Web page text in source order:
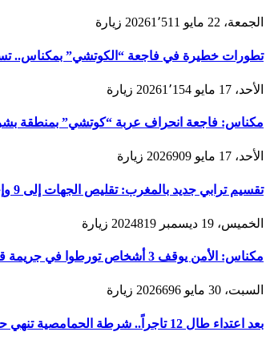
الجمعة، 22 مايو 2026 1٬511 زيارة
تطورات خطيرة في فاجعة “الكوتشي” بمكناس..
الأحد، 17 مايو 2026 1٬154 زيارة
مكناس: فاجعة انحراف عربة “كوتشي” بمنطقة
الأحد، 17 مايو 2026 909 زيارة
تقسيم ترابي جديد بالمغرب: تقليص الجهات إلى 9 وإحداث عمالات جديدة لتعزيز الحكامة والتنمية
الخميس، 19 ديسمبر 2024 819 زيارة
مكناس: الأمن يوقف 3 أشخاص تورطوا في جريمة قتل بشعة بالطريق المؤدية لمدينة زرهون
السبت، 30 مايو 2026 696 زيارة
بعد اعتداء طال 12 تاجراً.. شرطة الحمامصية تنهي حالة الرعب بالمدينة القديمة لمكناس